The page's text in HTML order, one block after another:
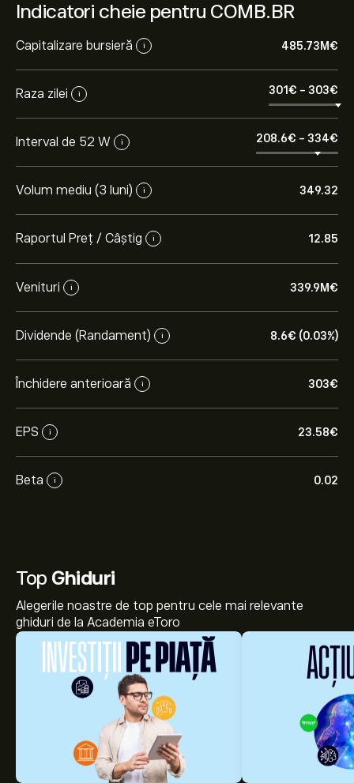
Indicatori cheie pentru COMB.BR
Capitalizare bursieră i 485.73M‎€‎
Raza zilei i 301‎€‎ - 303‎€‎
Interval de 52 W i 208.6‎€‎ - 334‎€‎
Volum mediu (3 luni) i 349.32
Raportul Preț / Câștig i 12.85
Venituri i 339.9M‎€‎
Dividende (Randament) i 8.6‎€‎ (0.03%)
Închidere anterioară i 303‎€‎
EPS i 23.58‎€‎
Beta i 0.02
Top Ghiduri
Alegerile noastre de top pentru cele mai relevante
ghiduri de la Academia eToro